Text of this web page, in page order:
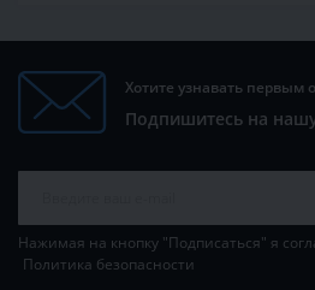
Хотите узнавать первым
Подпишитесь на
Нажимая на кнопку "Подписаться" я
Политика безопасности